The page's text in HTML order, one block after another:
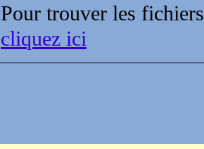
Pour trouver les fichiers
cliquez ici